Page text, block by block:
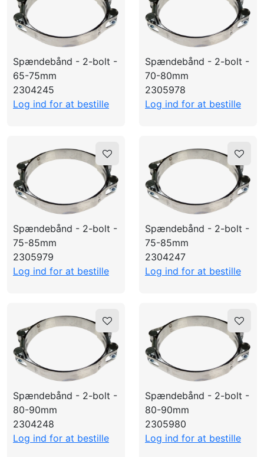
Spændebånd - 2-bolt -
65-75mm
2304245
Log ind for at bestille
Spændebånd - 2-bolt -
70-80mm
2305978
Log ind for at bestille
Spændebånd - 2-bolt -
75-85mm
2305979
Log ind for at bestille
Spændebånd - 2-bolt -
75-85mm
2304247
Log ind for at bestille
Spændebånd - 2-bolt -
80-90mm
2304248
Log ind for at bestille
Spændebånd - 2-bolt -
80-90mm
2305980
Log ind for at bestille